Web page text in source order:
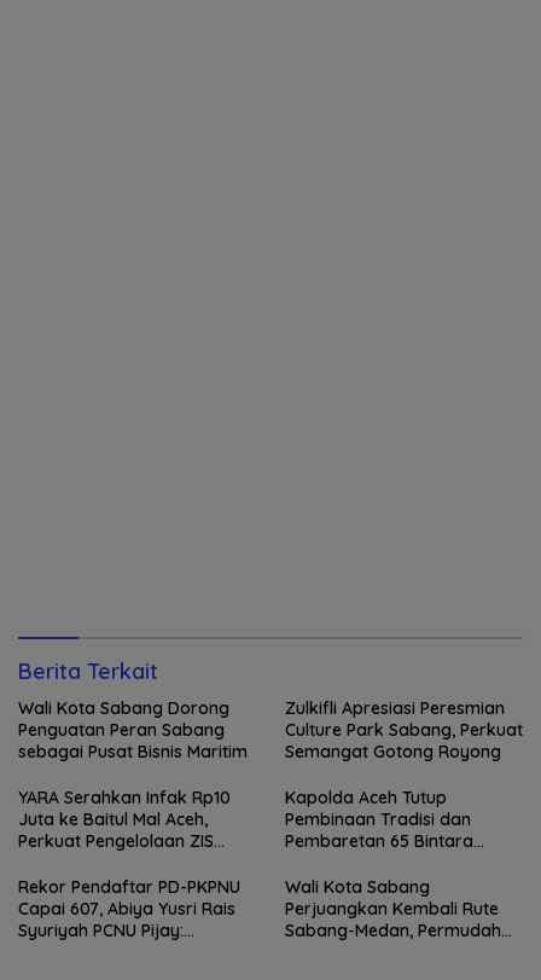
Berita Terkait
Wali Kota Sabang Dorong
Penguatan Peran Sabang
sebagai Pusat Bisnis Maritim
Zulkifli Apresiasi Peresmian
Culture Park Sabang, Perkuat
Semangat Gotong Royong
YARA Serahkan Infak Rp10
Juta ke Baitul Mal Aceh,
Perkuat Pengelolaan ZIS
Kapolda Aceh Tutup
Pembinaan Tradisi dan
Pembaretan 65 Bintara
Rekor Pendaftar PD-PKPNU
Capai 607, Abiya Yusri Rais
Syuriyah PCNU Pijay:
Wali Kota Sabang
Perjuangkan Kembali Rute
Sabang-Medan, Permudah